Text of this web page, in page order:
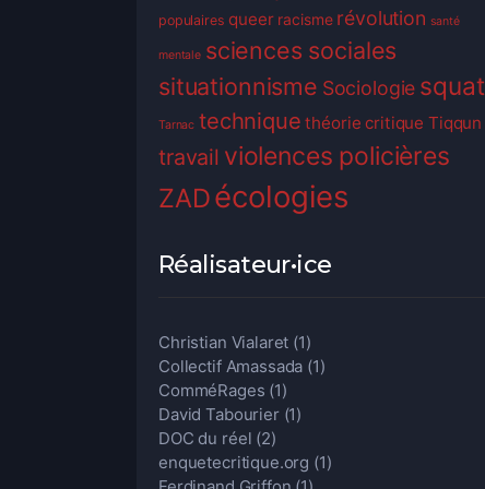
populaires queer racisme révolution santé
mentale sciences sociales
situationnisme Sociologie squat
Tarnac technique théorie critique Tiqqun
travail violences policières
ZADécologies
Réalisateur•ice
Christian Vialaret (1)
Collectif Amassada (1)
ComméRages (1)
David Tabourier (1)
DOC du réel (2)
enquetecritique.org (1)